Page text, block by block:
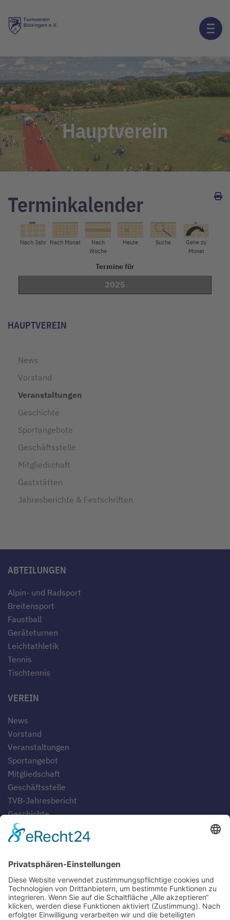
Hauptverein
Terminkalender
Nach Jahr Nach Monat
Nach
Woche
Heute Suche
Gehe zu
Monat
Termine für
2025
HAUPTVEREIN
News
Vorstand
Veranstaltungen
Geschichte
Sportangebote
Geschäftsstelle
Mitgliedschaft
Gaststätten
Jahresberichte & Festschriften
ABTEILUNGEN
Alpin- und Radsport
Breitensport
Faustball
Geräteturnen
Leichtathletik
Tennis
Tischtennis
VEREIN
News
Vorstand
Veranstaltungen
Sportangebot
Mitgliedschaft
Geschäftsstelle
TVB-Jahresbericht
Geschichte
Gaststätten
Blog
Downloads
Fotogalerien
Links